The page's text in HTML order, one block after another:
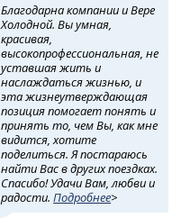
Благодарна компании и Вере
Холодной. Вы умная,
красивая,
высокопрофессиональная, не
уставшая жить и
наслаждаться жизнью, и
эта жизнеутверждающая
позиция помогает понять и
принять то, чем Вы, как мне
видится, хотите
поделиться. Я постараюсь
найти Вас в других поездках.
Спасибо! Удачи Вам, любви и
радости.Подробнее>